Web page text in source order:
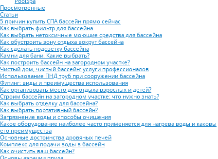
Просмотренные
Статьи
5 причин купить СПА бассейн прямо сейчас
Как выбрать фильтр для бассейна
Как выбрать нетоксичные моющие средства для бассейна
Как обустроить зону отдыха вокруг бассейна
Как сделать подсветку бассейна
Камни для бани. Какие выбрать?
Как построить бассейн на загородном участке?
Чистый дом, чистый бассейн: услуги профессионалов
Использование ПНД труб при сооружении бассейна
Фитинг: виды и преимущества использования
Как организовать место для отдыха взрослых и детей?
Строим бассейн на загородном участке: что нужно знать?
Как выбрать отделку для бассейна?
Как выбрать портативный бассейн?
Загрязнение воды и способы очищения
Какое оборудование наиболее часто применяется для нагрева воды и каковы
его преимущества
Основные достоинства дровяных печей
Комплекс для подачи воды в бассейн
Как очистить ваш бассейн?